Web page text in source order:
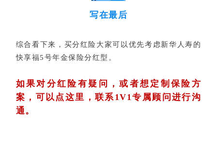
写在最后
综合看下来，买分红险大家可以优先考虑新华人寿的
快享福5号年金保险分红型。
如果对分红险有疑问，或者想定制保险方
案，可以点这里，联系1V1专属顾问进行沟
通。